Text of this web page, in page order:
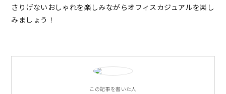
さりげないおしゃれを楽しみながらオフィスカジュアルを楽し
みましょう！
この記事を書いた人